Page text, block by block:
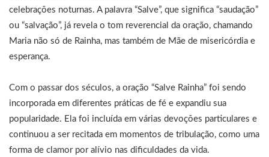
celebrações noturnas. A palavra “Salve”, que significa “saudação”
ou “salvação”, já revela o tom reverencial da oração, chamando
Maria não só de Rainha, mas também de Mãe de misericórdia e
esperança.
Com o passar dos séculos, a oração “Salve Rainha” foi sendo
incorporada em diferentes práticas de fé e expandiu sua
popularidade. Ela foi incluída em várias devoções particulares e
continuou a ser recitada em momentos de tribulação, como uma
forma de clamor por alívio nas dificuldades da vida.